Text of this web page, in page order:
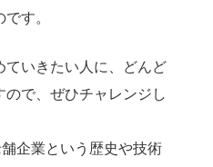
す。
ていきたい人に、どんど
ので、ぜひチャレンジし
企業という歴史や技術